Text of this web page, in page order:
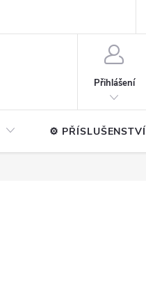
Přihlášení
⚙️ PŘÍSLUŠENSTVÍ